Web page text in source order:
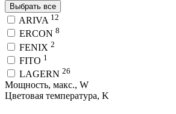
Выбрать все
ARIVA 12
ERCON 8
FENIX 2
FITO 1
LAGERN 26
Мощность, макс., W
Цветовая температура, K